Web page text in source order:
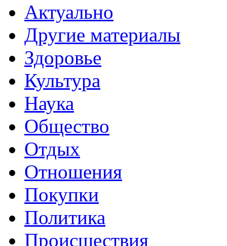
Актуально
Другие материалы
Здоровье
Культура
Наука
Общество
Отдых
Отношения
Покупки
Политика
Происшествия